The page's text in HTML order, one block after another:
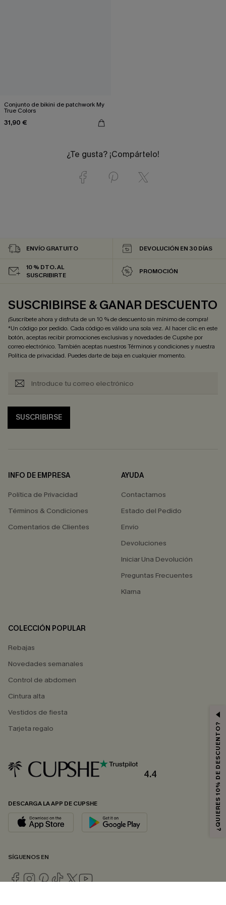
Conjunto de bikini de patchwork My
True Colors
31,90 €
¿Te gusta? ¡Compártelo!
ENVÍO GRATUITO DEVOLUCIÓN EN 30 DÍAS
10 % DTO. AL
SUSCRIBIRTE
PROMOCIÓN
SUSCRIBIRSE & GANAR DESCUENTO
¡Suscríbete ahora y disfruta de un 10 % de descuento sin mínimo de compra!
*Un código por pedido. Cada código es válido una sola vez. Al hacer clic en este
botón, aceptas recibir promociones exclusivas y novedades de Cupshe por
correo electrónico. También aceptas nuestrosTérminos y condicionesy nuestra
Política de privacidad. Puedes darte de baja en cualquier momento.
SUSCRIBIRSE
INFO DE EMPRESA
Política de Privacidad
Términos & Condiciones
Comentarios de Clientes
AYUDA
Contactarnos
Estado del Pedido
Envío
Devoluciones
Iniciar Una Devolución
Preguntas Frecuentes
Klarna
COLECCIÓN POPULAR
Rebajas
Novedades semanales
Control de abdomen
Cintura alta
Vestidos de fiesta
Tarjeta regalo
4.4
DESCARGA LA APP DE CUPSHE
SÍGUENOS EN
¿QUIERES 10% DE DESCUENTO?